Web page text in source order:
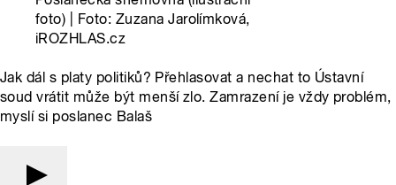
foto) | Foto: Zuzana Jarolímková,
iROZHLAS.cz
Jak dál s platy politiků? Přehlasovat a nechat to Ústavní
soud vrátit může být menší zlo. Zamrazení je vždy problém,
myslí si poslanec Balaš